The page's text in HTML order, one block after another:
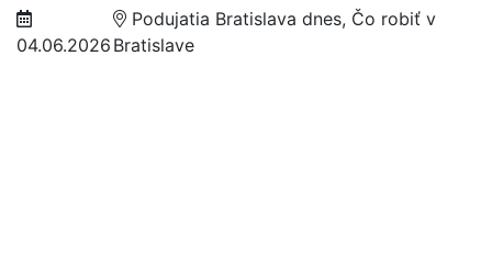
04.06.2026
Podujatia Bratislava dnes, Čo robiť v
Bratislave